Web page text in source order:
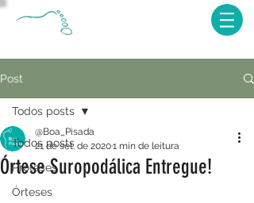
Post
Todos posts
Próteses
Órteses
Todos posts
Órtese Suropodálica Entregue!
@Boa_Pisada
21 de set. de 20201 min de leitura